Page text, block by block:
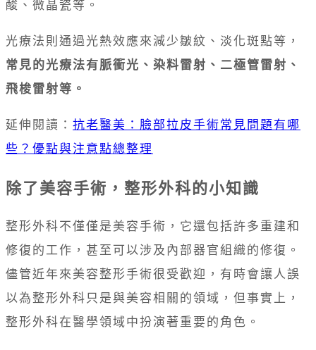
酸、微晶瓷等。
光療法則通過光熱效應來減少皺紋、淡化斑點等，
常見的光療法有脈衝光、染料雷射、二極管雷射、
飛梭雷射等。
延伸閱讀： 抗老醫美：臉部拉皮手術常見問題有哪
些？優點與注意點總整理
除了美容手術，整形外科的小知識
整形外科不僅僅是美容手術，它還包括許多重建和
修復的工作，甚至可以涉及內部器官組織的修復。
儘管近年來美容整形手術很受歡迎，有時會讓人誤
以為整形外科只是與美容相關的領域，但事實上，
整形外科在醫學領域中扮演著重要的角色。